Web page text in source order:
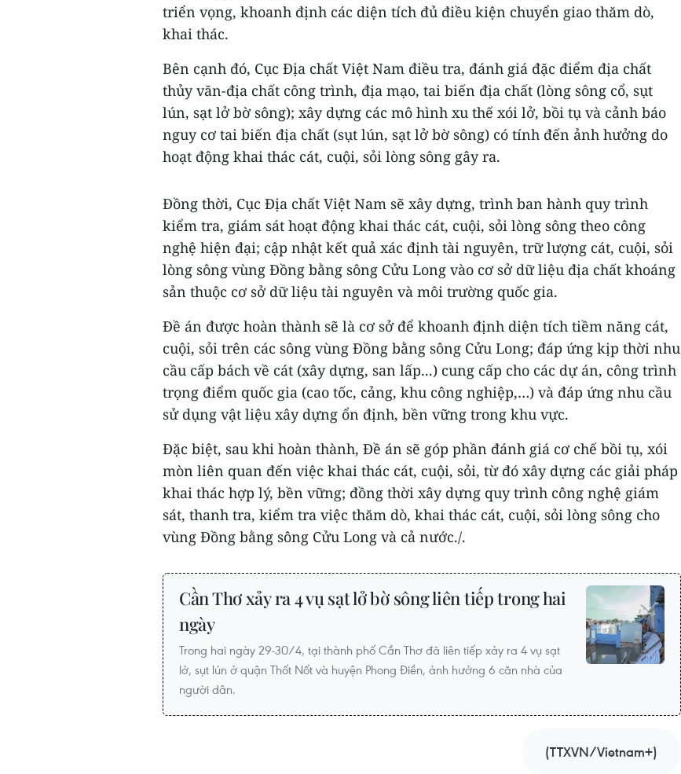
triển vọng, khoanh định các diện tích đủ điều kiện chuyển giao thăm dò,
khai thác.
Bên cạnh đó, Cục Địa chất Việt Nam điều tra, đánh giá đặc điểm địa chất
thủy văn-địa chất công trình, địa mạo, tai biến địa chất (lòng sông cổ, sụt
lún, sạt lở bờ sông); xây dựng các mô hình xu thế xói lở, bồi tụ và cảnh báo
nguy cơ tai biến địa chất (sụt lún, sạt lở bờ sông) có tính đến ảnh hưởng do
hoạt động khai thác cát, cuội, sỏi lòng sông gây ra.
Đồng thời, Cục Địa chất Việt Nam sẽ xây dựng, trình ban hành quy trình
kiểm tra, giám sát hoạt động khai thác cát, cuội, sỏi lòng sông theo công
nghệ hiện đại; cập nhật kết quả xác định tài nguyên, trữ lượng cát, cuội, sỏi
lòng sông vùng Đồng bằng sông Cửu Long vào cơ sở dữ liệu địa chất khoáng
sản thuộc cơ sở dữ liệu tài nguyên và môi trường quốc gia.
Đề án được hoàn thành sẽ là cơ sở để khoanh định diện tích tiềm năng cát,
cuội, sỏi trên các sông vùng Đồng bằng sông Cửu Long; đáp ứng kịp thời nhu
cầu cấp bách về cát (xây dựng, san lấp...) cung cấp cho các dự án, công trình
trọng điểm quốc gia (cao tốc, cảng, khu công nghiệp,…) và đáp ứng nhu cầu
sử dụng vật liệu xây dựng ổn định, bền vững trong khu vực.
Đặc biệt, sau khi hoàn thành, Đề án sẽ góp phần đánh giá cơ chế bồi tụ, xói
mòn liên quan đến việc khai thác cát, cuội, sỏi, từ đó xây dựng các giải pháp
khai thác hợp lý, bền vững; đồng thời xây dựng quy trình công nghệ giám
sát, thanh tra, kiểm tra việc thăm dò, khai thác cát, cuội, sỏi lòng sông cho
vùng Đồng bằng sông Cửu Long và cả nước./.
Cần Thơ xảy ra 4 vụ sạt lở bờ sông liên tiếp trong hai
ngày
Trong hai ngày 29-30/4, tại thành phố Cần Thơ đã liên tiếp xảy ra 4 vụ sạt
lở, sụt lún ở quận Thốt Nốt và huyện Phong Điền, ảnh hưởng 6 căn nhà của
người dân.
(TTXVN/Vietnam+)